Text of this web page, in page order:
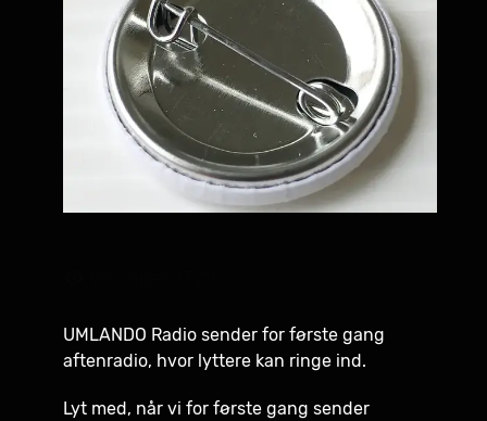
UMLANDO Radio sender for første gang
aftenradio, hvor lyttere kan ringe ind.
Lyt med, når vi for første gang sender